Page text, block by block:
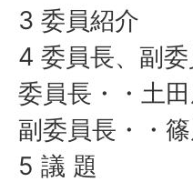
3 委員紹介
4 委員長、副
委員長・・土
副委員長・・
5 議 題